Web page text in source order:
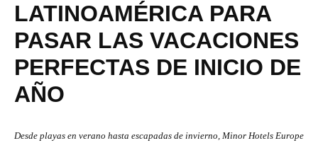
LATINOAMÉRICA PARA
PASAR LAS VACACIONES
PERFECTAS DE INICIO DE
AÑO
Desde playas en verano hasta escapadas de invierno, Minor Hotels Europe